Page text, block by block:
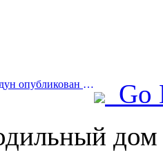
Prev:В провинции Гуандун опубликован план расширения мощностей сферы услуг для превращения Большого залива в туристический центр мирового класса.
Go
дом